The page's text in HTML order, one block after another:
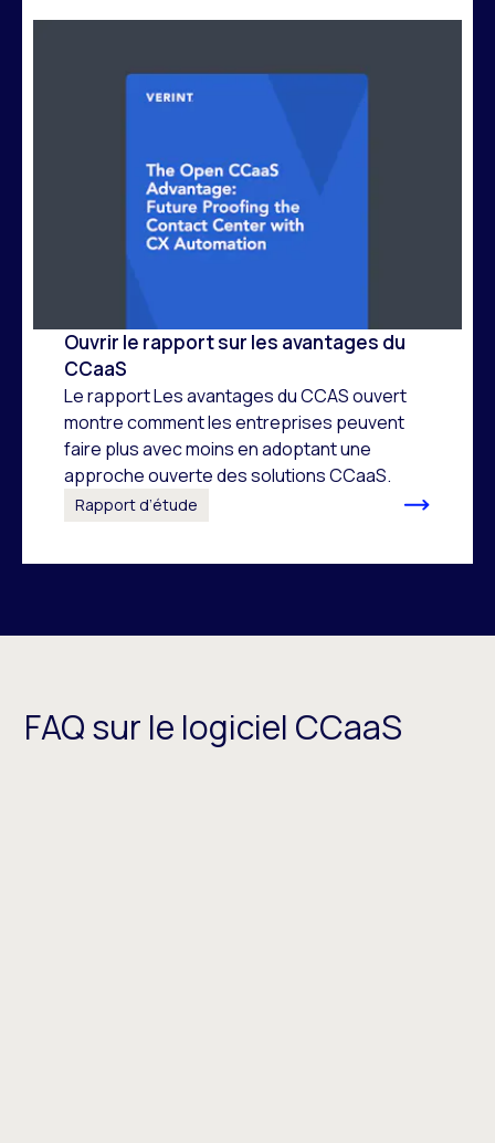
Ouvrir le rapport sur les avantages du
CCaaS
Le rapport Les avantages du CCAS ouvert
montre comment les entreprises peuvent
faire plus avec moins en adoptant une
approche ouverte des solutions CCaaS.
Rapport d’étude
FAQ sur le logiciel CCaaS